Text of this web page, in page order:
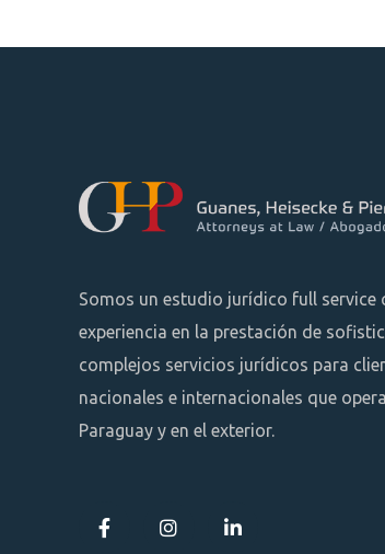
Somos un estudio jurídico full service
experiencia en la prestación de
complejos servicios jurídicos para
nacionales e internacionales que
Paraguay y en el exterior.